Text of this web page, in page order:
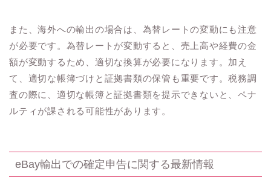
また、海外への輸出の場合は、為替レートの変動にも注意
が必要です。為替レートが変動すると、売上高や経費の金
額が変動するため、適切な換算が必要になります。加え
て、適切な帳簿づけと証拠書類の保管も重要です。税務調
査の際に、適切な帳簿と証拠書類を提示できないと、ペナ
ルティが課される可能性があります。
eBay輸出での確定申告に関する最新情報